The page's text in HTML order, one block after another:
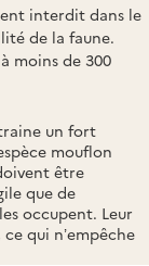
interdit dans le
de la faune.
moins de 300
un fort
mouflon
être
que de
occupent. Leur
qui n’empêche